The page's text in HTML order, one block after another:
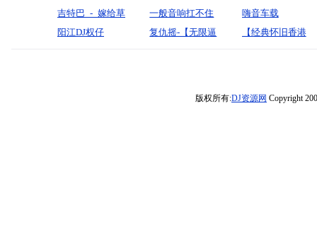
全中文慢摇串烧
作
点的我】精选全
国语FunkyHouse
华语歌坛性感女
声15首_珍藏合
到恨你（DJ欧东
版）
起飞（DJ余意
Remix）
得--杨一琪-无心
制作
吉特巴_-_嫁给草
原郎_(魏嘉欣)
一般音响扛不住
（9D环绕）
嗨音车载
2024《高端老歌
阳江DJ权仔
复仇摇-【无限逼
【经典怀旧香港
版权所有:DJ资源网 Copyright